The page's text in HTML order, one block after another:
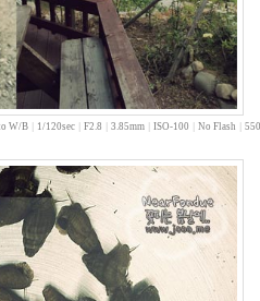
W/B| 1/120sec| F2.8 3.85mm| ISO-100 No Flash